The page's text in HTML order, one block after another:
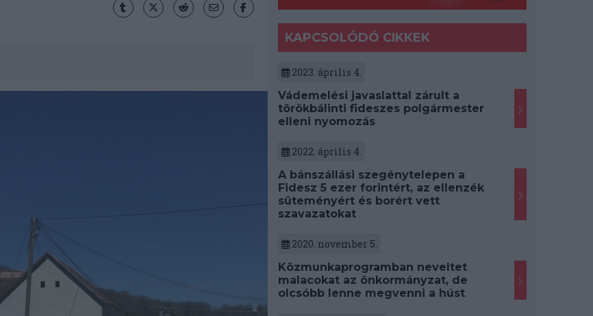
KAPCSOLÓDÓ CIKKEK
2023. április 4.
Vádemelési javaslattal zárult a
törökbálinti fideszes polgármester
elleni nyomozás
2022. április 4.
A bánszállási szegénytelepen a
Fidesz 5 ezer forintért, az ellenzék
süteményért és borért vett
szavazatokat
2020. november 5.
Közmunkaprogramban neveltet
malacokat az önkormányzat, de
olcsóbb lenne megvenni a húst